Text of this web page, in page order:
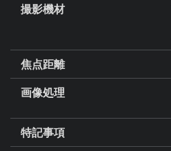
撮影機材
焦点距離
画像処理
特記事項